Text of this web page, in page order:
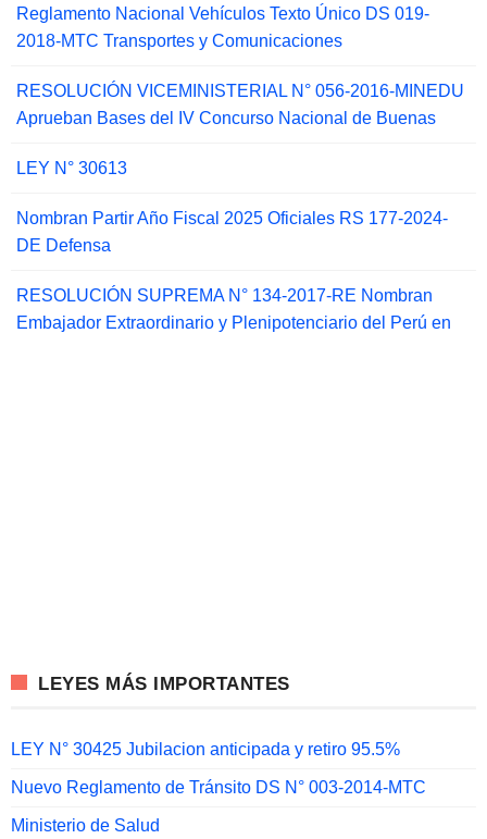
Reglamento Nacional Vehículos Texto Único DS 019-
2018-MTC Transportes y Comunicaciones
RESOLUCIÓN VICEMINISTERIAL N° 056-2016-MINEDU
Aprueban Bases del IV Concurso Nacional de Buenas
LEY N° 30613
Nombran Partir Año Fiscal 2025 Oficiales RS 177-2024-
DE Defensa
RESOLUCIÓN SUPREMA N° 134-2017-RE Nombran
Embajador Extraordinario y Plenipotenciario del Perú en
LEYES MÁS IMPORTANTES
LEY N° 30425 Jubilacion anticipada y retiro 95.5%
Nuevo Reglamento de Tránsito DS N° 003-2014-MTC
Ministerio de Salud